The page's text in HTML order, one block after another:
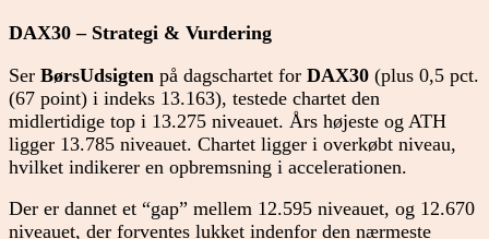
DAX30 – Strategi & Vurdering
Ser BørsUdsigten på dagschartet for DAX30 (plus 0,5 pct.
(67 point) i indeks 13.163), testede chartet den
midlertidige top i 13.275 niveauet. Års højeste og ATH
ligger 13.785 niveauet. Chartet ligger i overkøbt niveau,
hvilket indikerer en opbremsning i accelerationen.
Der er dannet et “gap” mellem 12.595 niveauet, og 12.670
niveauet, der forventes lukket indenfor den nærmeste